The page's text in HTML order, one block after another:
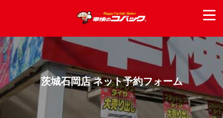
茨城石岡店 ネット予約フォーム